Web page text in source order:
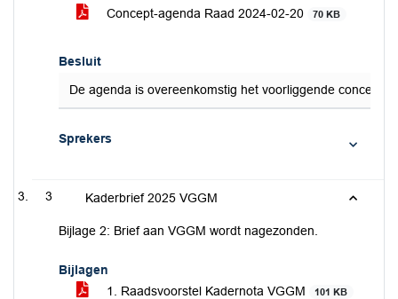
Concept-agenda Raad 2024-02-20
70 KB
Besluit
De agenda is overeenkomstig het voorliggende concept
Sprekers
3 Kaderbrief 2025 VGGM
Bijlage 2: Brief aan VGGM wordt nagezonden.
Bijlagen
1. Raadsvoorstel Kadernota VGGM
101 KB